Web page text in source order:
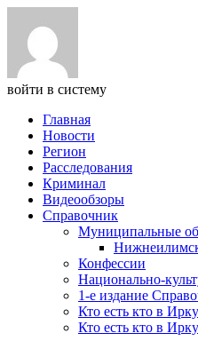
войти в систему
Главная
Новости
Регион
Расследования
Криминал
Видеообзоры
Справочник
Муниципальные
Конфессии
Национально-
1-е издание
Кто есть кто в
Кто есть кто в